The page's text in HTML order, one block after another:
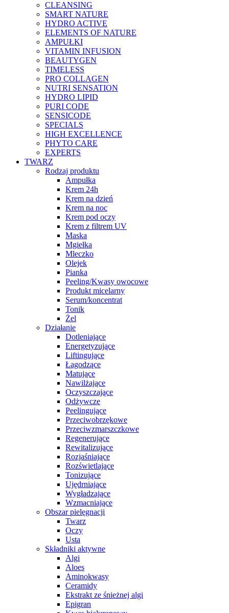
CLEANSING
SMART NATURE
HYDRO ACTIVE
ELEMENTS OF NATURE
AMPUŁKI
VITAMIN INFUSION
BEAUTYGEN
TIMELESS
PRO COLLAGEN
NUTRI SENSATION
HYDRO LIPID
PURI CODE
SENSICODE
SPECIALS
HIGH EXCELLENCE
PHYTO CARE
EXPERTS
TWARZ
Rodzaj produktu
Ampułka
Krem 24h
Krem na dzień
Krem na noc
Krem pod oczy
Krem z filtrem UV
Maska
Mgiełka
Mleczko
Olejek
Pianka
Peeling/Kwasy owocowe
Produkt micelarny
Serum/koncentrat
Tonik
Żel
Działanie
Dotleniające
Energetyzujące
Liftingujące
Łagodzące
Matujące
Nawilżające
Oczyszczające
Odżywcze
Peelingujące
Przeciwobrzękowe
Przeciwzmarszczkowe
Regenerujące
Rewitalizujące
Rozjaśniające
Rozświetlające
Tonizujące
Ujędrniające
Wygładzające
Wzmacniające
Obszar pielęgnacji
Twarz
Oczy
Usta
Składniki aktywne
Algi
Aloes
Aminokwasy
Ceramidy
Ekstrakt ze śnieżnej algi
Epigran